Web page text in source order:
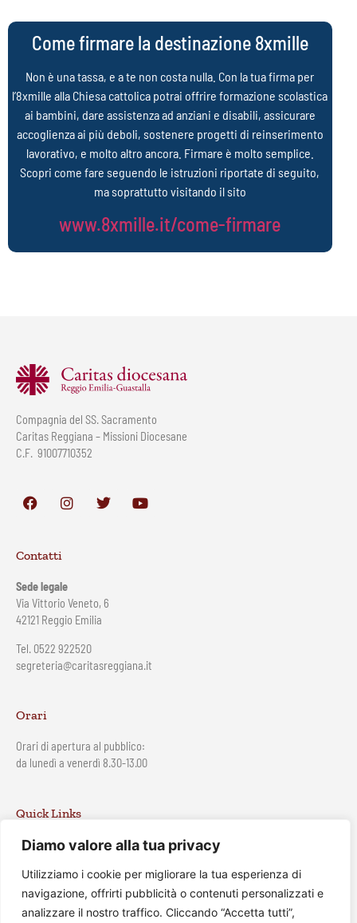
Diamo valore alla tua privacy
Utilizziamo i cookie per migliorare la tua esperienza di
navigazione, offrirti pubblicità o contenuti personalizzati e
analizzare il nostro traffico. Cliccando “Accetta tutti”,
Come firmare la destinazione 8xmille
Non è una tassa, e a te non costa nulla. Con la tua firma per
l’8xmille alla Chiesa cattolica potrai offrire formazione scolastica
ai bambini, dare assistenza ad anziani e disabili, assicurare
accoglienza ai più deboli, sostenere progetti di reinserimento
lavorativo, e molto altro ancora. Firmare è molto semplice.
Scopri come fare seguendo le istruzioni riportate di seguito,
ma soprattutto visitando il sito
www.8xmille.it/come-firmare
Compagnia del SS. Sacramento
Caritas Reggiana – Missioni Diocesane
C.F. 91007710352
Contatti
Sede legale
Via Vittorio Veneto, 6
42121 Reggio Emilia
Tel. 0522 922520
segreteria@caritasreggiana.it
Orari
Orari di apertura al pubblico:
da lunedì a venerdì 8.30-13.00
Quick Links
Privacy Policy
Trasparenza